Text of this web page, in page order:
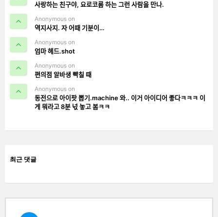
사랑하는 친구야, 요로코롬 하는 그런 사람을 만나.
Anonymous on
역지사지. 자 어때 기분이…
Anonymous on
엄마 헤드.shot
Anonymous on
편의점 알바생 빡칠 때
Anonymous on
동전으로 아이팟 뽑기.machine 와.. 이거 아이디어 좋다ㅋㅋㅋ 이
게 뭐라고 8분 넋 놓고 봄ㅋㅋ
최근 댓글